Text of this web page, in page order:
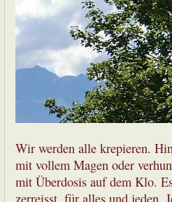
Wir werden alle krepieren.
mit vollem Magen oder
mit Überdosis auf dem Klo.
zerreisst, für alles und jeden.